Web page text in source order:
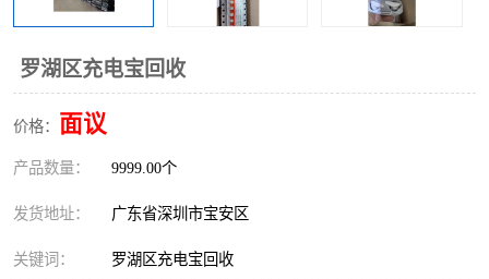
罗湖区充电宝回收
价格： 面议
产品数量： 9999.00个
发货地址： 广东省深圳市宝安区
关键词： 罗湖区充电宝回收